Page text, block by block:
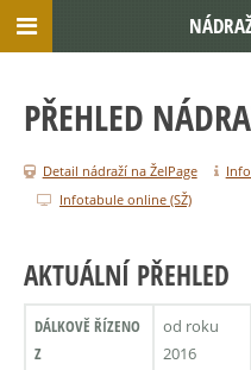
PŘEHLED
Detail nádraží na ŽelPage
Infotabule online (SŽ)
AKTUÁLNÍ PŘEHLED
DÁLKOVĚ ŘÍZENO
Z
od roku
2016